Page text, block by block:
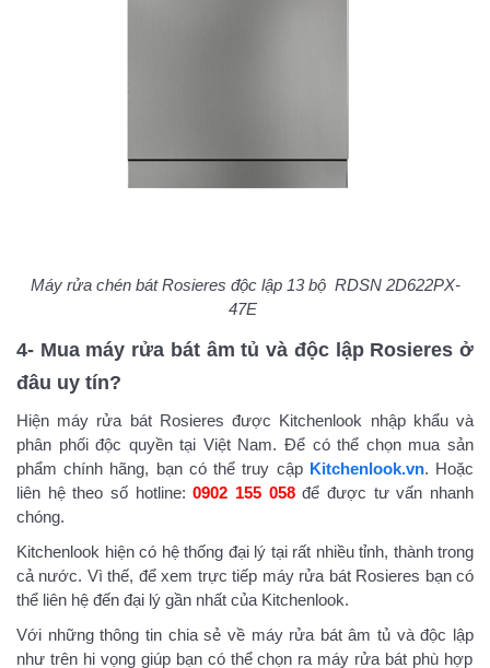
Máy rửa chén bát Rosieres độc lập 13 bộ RDSN 2D622PX-
47E
4- Mua máy rửa bát âm tủ và độc lập Rosieres ở
đâu uy tín?
Hiện máy rửa bát Rosieres được Kitchenlook nhập khẩu và
phân phối độc quyền tại Việt Nam. Để có thể chọn mua sản
phẩm chính hãng, bạn có thể truy cập Kitchenlook.vn. Hoặc
liên hệ theo số hotline: 0902 155 058 để được tư vấn nhanh
chóng.
Kitchenlook hiện có hệ thống đại lý tại rất nhiều tỉnh, thành trong
cả nước. Vì thế, để xem trực tiếp máy rửa bát Rosieres bạn có
thể liên hệ đến đại lý gần nhất của Kitchenlook.
Với những thông tin chia sẻ vềmáy rửa bát âm tủ và độc lập
như trên hi vọng giúp bạn có thể chọn ra máy rửa bát phù hợp